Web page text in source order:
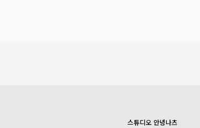
스튜디오 안녕나츠